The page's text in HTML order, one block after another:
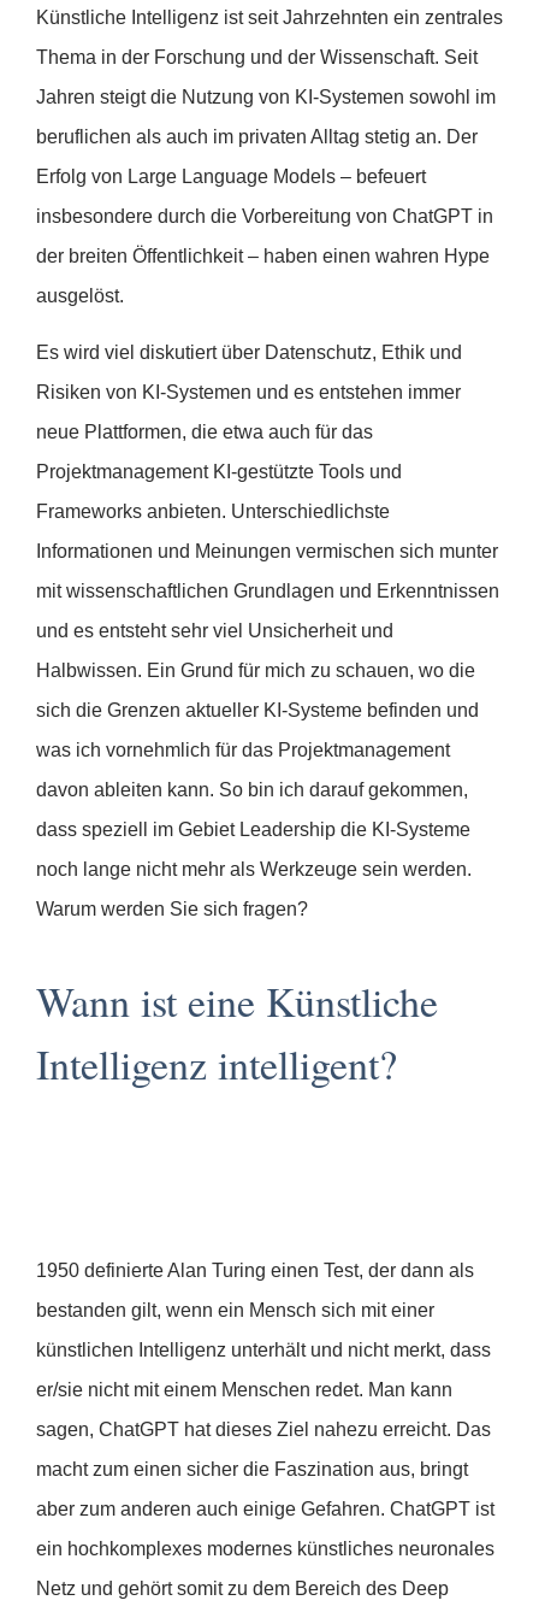
Künstliche Intelligenz ist seit Jahrzehnten ein zentrales
Thema in der Forschung und der Wissenschaft. Seit
Jahren steigt die Nutzung von KI-Systemen sowohl im
beruflichen als auch im privaten Alltag stetig an. Der
Erfolg von Large Language Models – befeuert
insbesondere durch die Vorbereitung von ChatGPT in
der breiten Öffentlichkeit – haben einen wahren Hype
ausgelöst.
Es wird viel diskutiert über Datenschutz, Ethik und
Risiken von KI-Systemen und es entstehen immer
neue Plattformen, die etwa auch für das
Projektmanagement KI-gestützte Tools und
Frameworks anbieten. Unterschiedlichste
Informationen und Meinungen vermischen sich munter
mit wissenschaftlichen Grundlagen und Erkenntnissen
und es entsteht sehr viel Unsicherheit und
Halbwissen. Ein Grund für mich zu schauen, wo die
sich die Grenzen aktueller KI-Systeme befinden und
was ich vornehmlich für das Projektmanagement
davon ableiten kann. So bin ich darauf gekommen,
dass speziell im Gebiet Leadership die KI-Systeme
noch lange nicht mehr als Werkzeuge sein werden.
Warum werden Sie sich fragen?
Wann ist eine Künstliche
Intelligenz intelligent?
1950 definierte Alan Turing einen Test, der dann als
bestanden gilt, wenn ein Mensch sich mit einer
künstlichen Intelligenz unterhält und nicht merkt, dass
er/sie nicht mit einem Menschen redet. Man kann
sagen, ChatGPT hat dieses Ziel nahezu erreicht. Das
macht zum einen sicher die Faszination aus, bringt
aber zum anderen auch einige Gefahren. ChatGPT ist
ein hochkomplexes modernes künstliches neuronales
Netz und gehört somit zu dem Bereich des Deep